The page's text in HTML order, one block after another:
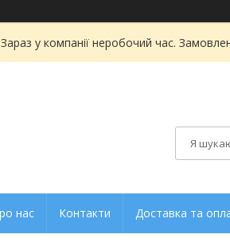
Зараз у компанії неробочий час.
нас Контакти Доставка та